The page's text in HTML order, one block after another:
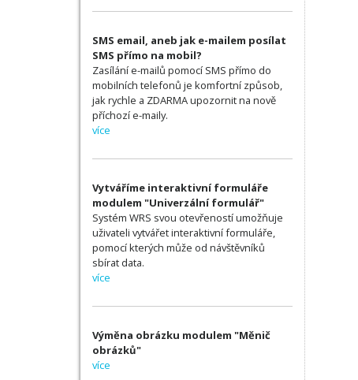
SMS email, aneb jak e-mailem posílat
SMS přímo na mobil?
Zasílání e-mailů pomocí SMS přímo do
mobilních telefonů je komfortní způsob,
jak rychle a ZDARMA upozornit na nově
příchozí e-maily.
více
Vytváříme interaktivní formuláře
modulem "Univerzální formulář"
Systém WRS svou otevřeností umožňuje
uživateli vytvářet interaktivní formuláře,
pomocí kterých může od návštěvníků
sbírat data.
více
Výměna obrázku modulem "Měnič
obrázků"
více